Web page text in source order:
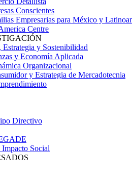
Conscientes
Empresarias para México y
Centre
Estrategia y Sostenibilidad
y Economía Aplicada
Organizacional
y Estrategia de Mercadotecnia
Directivo
Social